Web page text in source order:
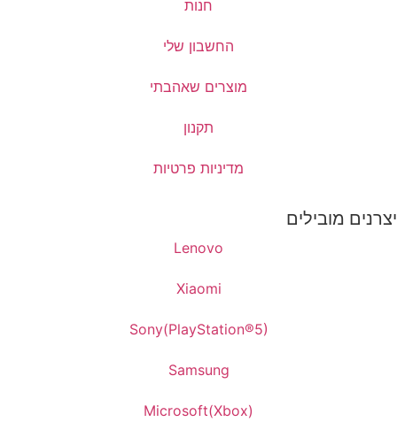
חנות
החשבון שלי
מוצרים שאהבתי
תקנון
מדיניות פרטיות
יצרנים מובילים
Lenovo
Xiaomi
Sony(PlayStation®5)
Samsung
Microsoft(Xbox)